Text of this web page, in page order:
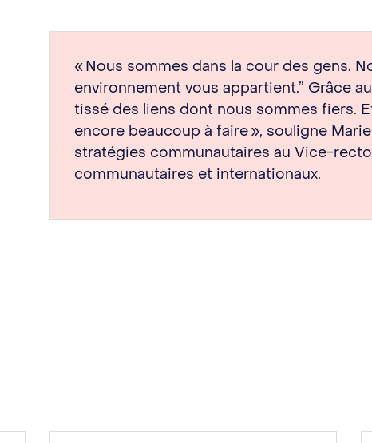
« Nous sommes dans la cour des gens.
environnement vous appartient.” Grâce
tissé des liens dont nous sommes fiers.
encore beaucoup à faire », souligne
stratégies communautaires au Vice-
communautaires et internationaux.